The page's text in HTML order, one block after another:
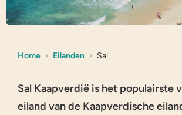
Home Eilanden Sal
Sal Kaapverdië is het populairste
eiland van de Kaapverdische